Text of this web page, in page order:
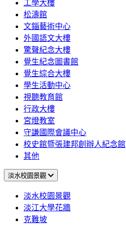
工學大樓
松濤館
文錙藝術中心
外國語文大樓
驚聲紀念大樓
覺生紀念圖書館
覺生綜合大樓
學生活動中心
視聽教育館
行政大樓
宮燈教室
守謙國際會議中心
校史館暨張建邦創辦人紀念館
其他
淡水校園景觀
淡水校園景觀
淡江大學花牆
克難坡